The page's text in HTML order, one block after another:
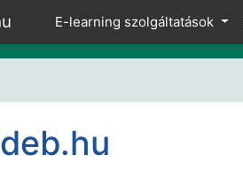
E-learning szolgáltatások